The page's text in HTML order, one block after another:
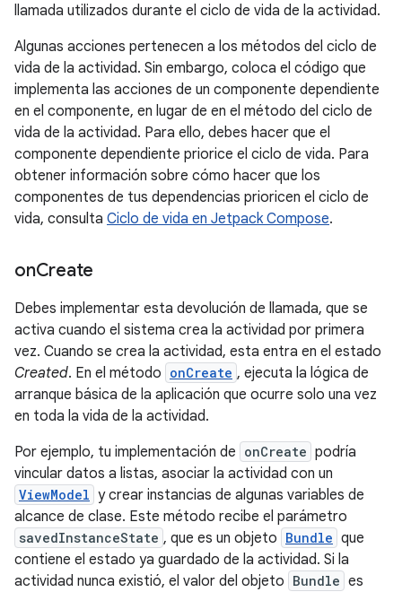
llamada utilizados durante el ciclo de vida de la actividad.
Algunas acciones pertenecen a los métodos del ciclo de
vida de la actividad. Sin embargo, coloca el código que
implementa las acciones de un componente dependiente
en el componente, en lugar de en el método del ciclo de
vida de la actividad. Para ello, debes hacer que el
componente dependiente priorice el ciclo de vida. Para
obtener información sobre cómo hacer que los
componentes de tus dependencias prioricen el ciclo de
vida, consulta Ciclo de vida en Jetpack Compose.
onCreate
Debes implementar esta devolución de llamada, que se
activa cuando el sistema crea la actividad por primera
vez. Cuando se crea la actividad, esta entra en el estado
Created. En el método onCreate , ejecuta la lógica de
arranque básica de la aplicación que ocurre solo una vez
en toda la vida de la actividad.
Por ejemplo, tu implementación de onCreate podría
vincular datos a listas, asociar la actividad con un
ViewModel y crear instancias de algunas variables de
alcance de clase. Este método recibe el parámetro
savedInstanceState , que es un objeto Bundle que
contiene el estado ya guardado de la actividad. Si la
actividad nunca existió, el valor del objeto Bundle es